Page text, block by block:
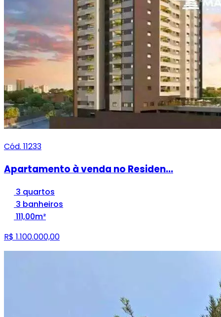
Cód. 11233
Apartamento à venda no Residen...
3 quartos
3 banheiros
111,00m²
R$ 1.100.000,00